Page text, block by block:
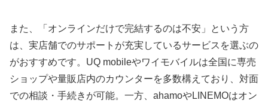
また、「オンラインだけで完結するのは不安」という方
は、実店舗でのサポートが充実しているサービスを選ぶの
がおすすめです。UQ mobileやワイモバイルは全国に専売
ショップや量販店内のカウンターを多数構えており、対面
での相談・手続きが可能。一方、ahamoやLINEMOはオン